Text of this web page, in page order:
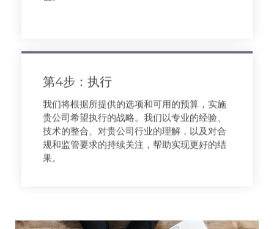
第4步：执行
我们将根据所提供的选项和可用的预算，实施
贵公司希望执行的战略。我们以专业的经验、
技术的整合、对贵公司行业的理解，以及对合
规和监管要求的持续关注，帮助实现更好的结
果。